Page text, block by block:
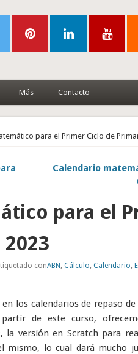
Más Contacto
para el Primer Ciclo de
Calendario
para el
conABN,Cálculo,Calendario,
los calendarios de repaso
de este curso,
la versión en Scratch para
lo cual dará mucho